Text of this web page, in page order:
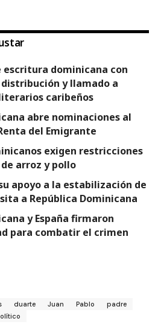
dominicana con
y llamado a
caribeños
abre nominaciones al
del Emigrante
exigen restricciones
arroz y pollo
apoyo a la estabilización de
a República Dominicana
y España firmaron
para combatir el crimen
duarte Juan Pablo
padre